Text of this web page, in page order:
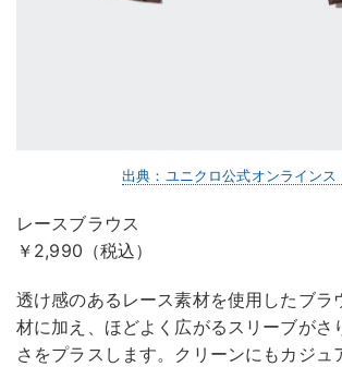
出典：ユニクロ公式オンラインス
レースブラウス
￥2,990（税込）
透け感のあるレース素材を使用したブラ
材に加え、ほどよく広がるスリーブがさ
さをプラスします。クリーンにもカジュ